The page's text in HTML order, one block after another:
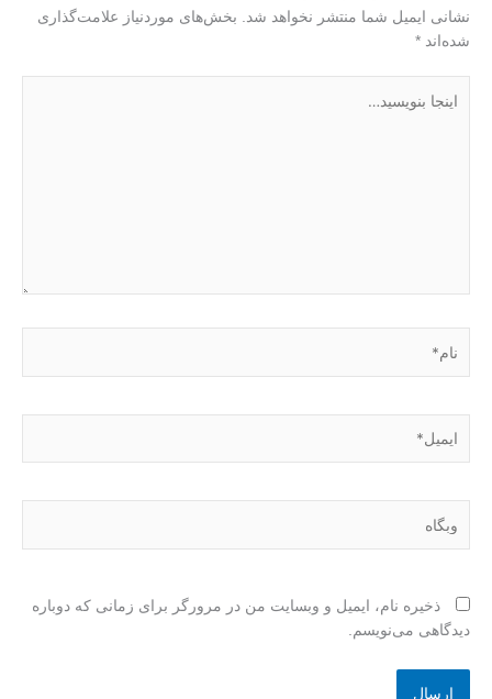
نشانی ایمیل شما منتشر نخواهد شد.
بخش‌های موردنیاز علامت‌گذاری
شده‌اند *
بنویسید…
ذخیره نام، ایمیل و وبسایت من در مرورگر برای زمانی که دوباره
دیدگاهی می‌نویسم.